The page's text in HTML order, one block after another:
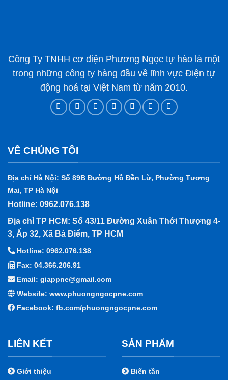
Công Ty TNHH cơ điện Phương Ngọc tự hào là một
trong những công ty hàng đầu về lĩnh vực Điện tự
động hoá tại Việt Nam từ năm 2010.
VỀ CHÚNG TÔI
Địa chỉ Hà Nội: Số 89B Đường Hồ Đền Lừ, Phường Tương
Mai, TP Hà Nội
Hotline: 0962.076.138
Địa chỉ TP HCM: Số 43/11 Đường Xuân Thới Thượng 4-
3, Ấp 32, Xã Bà Điểm, TP HCM
Hotline: 0962.076.138
Fax: 04.366.206.91
Email: giappne@gmail.com
Website: www.phuongngocpne.com
Facebook: fb.com/phuongngocpne.com
LIÊN KẾT
Giới thiệu
SẢN PHẨM
Biến tần